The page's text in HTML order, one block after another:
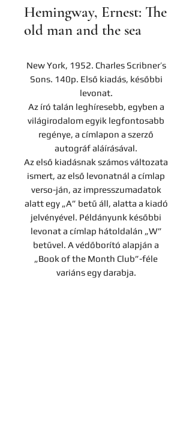
Hemingway, Ernest: The
old man and the sea
New York, 1952. Charles Scribner’s
Sons. 140p. Első kiadás, későbbi
levonat.
Az író talán leghíresebb, egyben a
világirodalom egyik legfontosabb
regénye, a címlapon a szerző
autográf aláírásával.
Az első kiadásnak számos változata
ismert, az első levonatnál a címlap
verso-ján, az impresszumadatok
alatt egy „A” betű áll, alatta a kiadó
jelvényével. Példányunk későbbi
levonat a címlap hátoldalán „W”
betűvel. A védőborító alapján a
„Book of the Month Club”-féle
variáns egy darabja.